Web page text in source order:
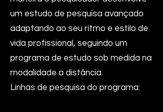
um estudo de pesquisa avançado
adaptando ao seu ritmo e estilo de
vida profissional, seguindo um
programa de estudo sob medida na
modalidade a distância.
Linhas de pesquisa do programa: